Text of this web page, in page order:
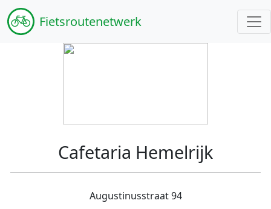
Fietsroutenetwerk
Cafetaria Hemelrijk
Augustinusstraat 94